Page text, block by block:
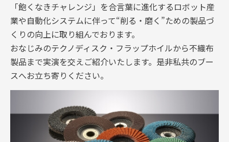
「飽くなきチャレンジ」を合言葉に進化するロボット産
業や自動化システムに伴って“削る・磨く”ための製品づ
くりの向上に取り組んでおります。
おなじみのテクノディスク・フラップホイルから不織布
製品まで実演を交えご紹介いたします。是非私共のブー
スへお立ち寄りください。